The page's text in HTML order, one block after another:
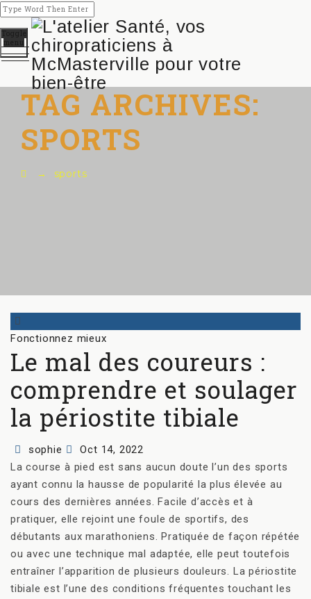
Toggle
menu
TAG ARCHIVES:
SPORTS
→ sports
Categories
Fonctionnez mieux
Le mal des coureurs :
comprendre et soulager
la périostite tibiale
Author
sophie
Posted
on
Oct 14, 2022
La course à pied est sans aucun doute l’un des sports
ayant connu la hausse de popularité la plus élevée au
cours des dernières années. Facile d’accès et à
pratiquer, elle rejoint une foule de sportifs, des
débutants aux marathoniens. Pratiquée de façon répétée
ou avec une technique mal adaptée, elle peut toutefois
entraîner l’apparition de plusieurs douleurs. La périostite
tibiale est l’une des conditions fréquentes touchant les